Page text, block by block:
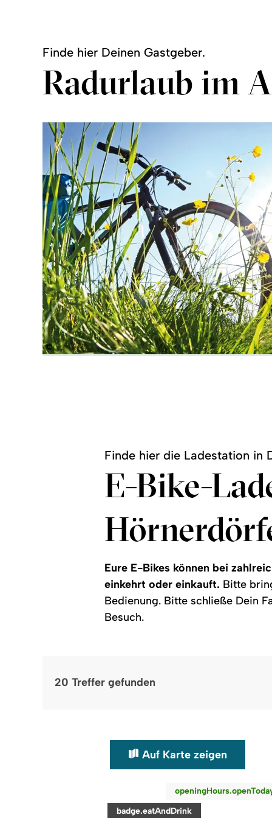
Finde hier Deinen Gastgeber.
Radurlaub im
©
Finde hier die Ladestation in
E-Bike-
Eure E-Bikes können bei
einkehrt oder einkauft. Bitte
Bedienung. Bitte schließe Dein
Besuch.
20 Treffer gefunden
Auf Karte zeigen
category:
badge.eatAndDrink
readmore:
Restaurant